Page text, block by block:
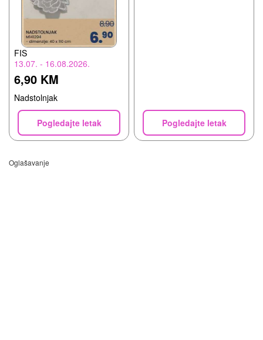
FIS
13.07. - 16.08.2026.
6,90 KM
Nadstolnjak
Pogledajte letak Pogledajte letak
Oglašavanje